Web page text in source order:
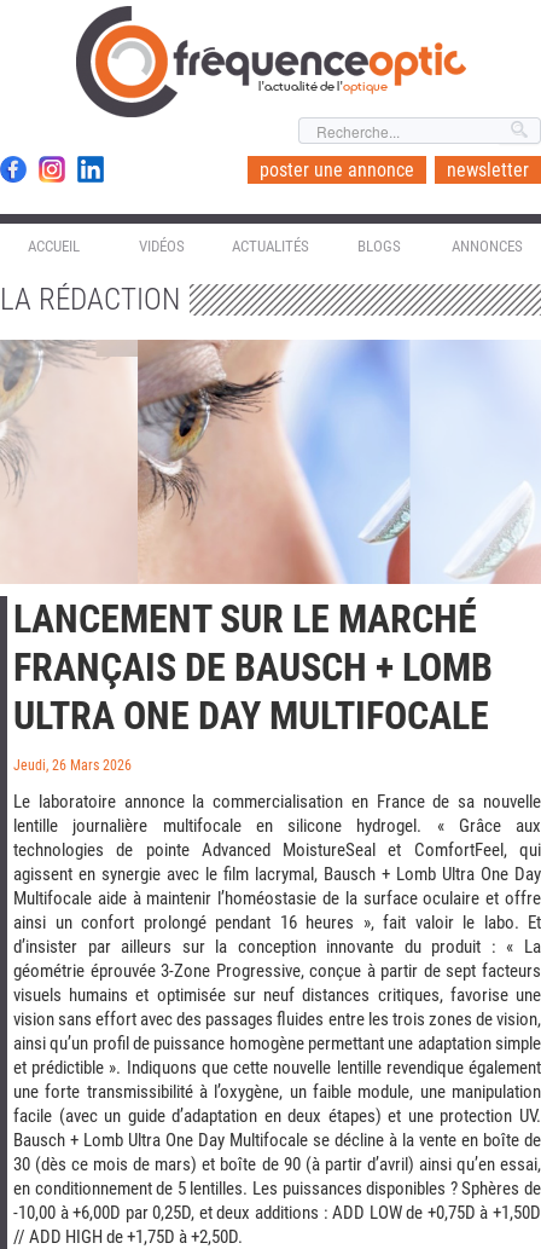
l'actualité de l'optique
poster une annonce newsletter
ACCUEIL VIDÉOS ACTUALITÉS BLOGS ANNONCES
LA RÉDACTION
LANCEMENT SUR LE MARCHÉ
FRANÇAIS DE BAUSCH + LOMB
ULTRA ONE DAY MULTIFOCALE
Jeudi, 26 Mars 2026
Le laboratoire annonce la commercialisation en France de sa nouvelle
lentille journalière multifocale en silicone hydrogel. « Grâce aux
technologies de pointe Advanced MoistureSeal et ComfortFeel, qui
agissent en synergie avec le film lacrymal, Bausch + Lomb Ultra One Day
Multifocale aide à maintenir l’homéostasie de la surface oculaire et offre
ainsi un confort prolongé pendant 16 heures », fait valoir le labo. Et
d’insister par ailleurs sur la conception innovante du produit : « La
géométrie éprouvée 3-Zone Progressive, conçue à partir de sept facteurs
visuels humains et optimisée sur neuf distances critiques, favorise une
vision sans effort avec des passages fluides entre les trois zones de vision,
ainsi qu’un profil de puissance homogène permettant une adaptation simple
et prédictible ». Indiquons que cette nouvelle lentille revendique également
une forte transmissibilité à l’oxygène, un faible module, une manipulation
facile (avec un guide d’adaptation en deux étapes) et une protection UV.
Bausch + Lomb Ultra One Day Multifocale se décline à la vente en boîte de
30 (dès ce mois de mars) et boîte de 90 (à partir d’avril) ainsi qu’en essai,
en conditionnement de 5 lentilles. Les puissances disponibles ? Sphères de
-10,00 à +6,00D par 0,25D, et deux additions : ADD LOW de +0,75D à +1,50D
// ADD HIGH de +1,75D à +2,50D.